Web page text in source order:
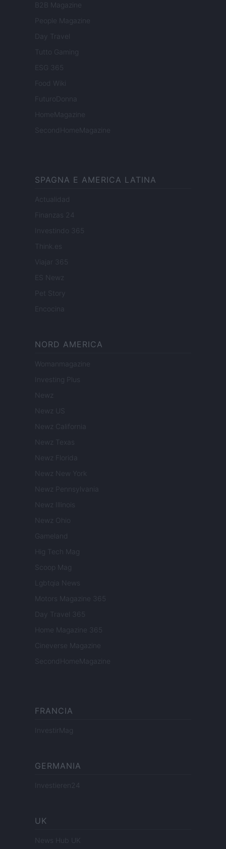
B2B Magazine
People Magazine
Day Travel
Tutto Gaming
ESG 365
Food Wiki
FuturoDonna
HomeMagazine
SecondHomeMagazine
SPAGNA E AMERICA LATINA
Actualidad
Finanzas 24
Investindo 365
Think.es
Viajar 365
ES Newz
Pet Story
Encocina
NORD AMERICA
Womanmagazine
Investing Plus
Newz
Newz US
Newz California
Newz Texas
Newz Florida
Newz New York
Newz Pennsylvania
Newz Illinois
Newz Ohio
Gameland
Hig Tech Mag
Scoop Mag
Lgbtqia News
Motors Magazine 365
Day Travel 365
Home Magazine 365
Cineverse Magazine
SecondHomeMagazine
FRANCIA
InvestirMag
GERMANIA
Investieren24
UK
News Hub UK